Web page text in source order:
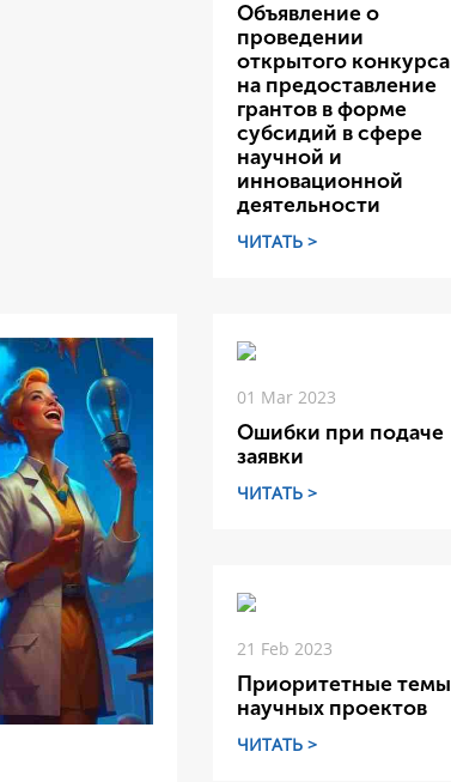
Объявление о
проведении
открытого конкурса
на предоставление
грантов в форме
субсидий в сфере
научной и
инновационной
деятельности
ЧИТАТЬ >
01 Mar 2023
Ошибки при подаче
заявки
ЧИТАТЬ >
21 Feb 2023
Приоритетные темы
научных проектов
ЧИТАТЬ >